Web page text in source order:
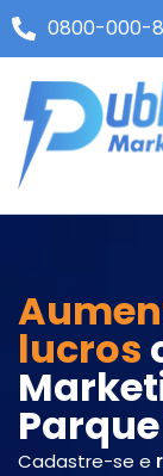
0800-000-
lucros
Cadastre-se e